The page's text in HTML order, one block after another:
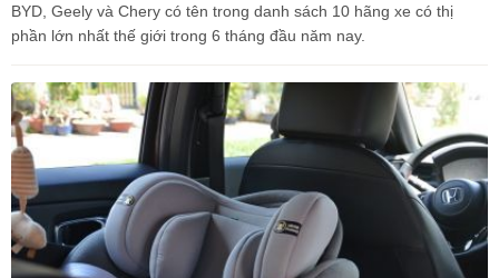
BYD, Geely và Chery có tên trong danh sách 10 hãng xe có thị
phần lớn nhất thế giới trong 6 tháng đầu năm nay.